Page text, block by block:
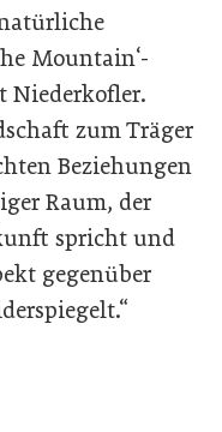
Mountain‘-
Niederkofler.
zum Träger
Beziehungen
Raum, der
spricht und
gegenüber